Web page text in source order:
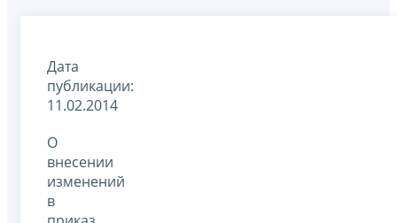
Дата
публикации:
11.02.2014
О
внесении
изменений
в